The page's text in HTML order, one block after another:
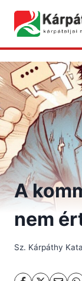
content
A
nem
Sz. Kárpáthy Kata